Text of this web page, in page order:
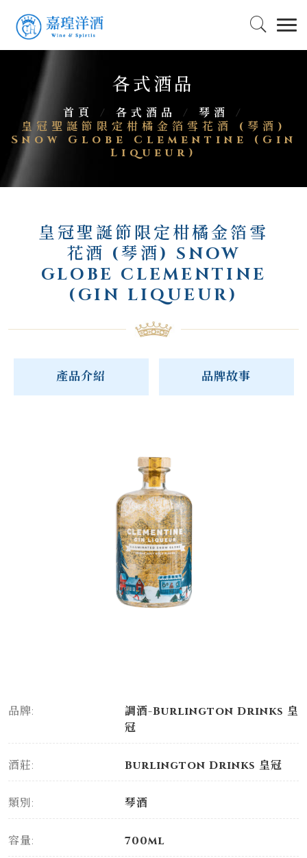
各式酒品
首頁 / 各式酒品 / 琴酒
/
皇冠聖誕節限定柑橘金箔雪花酒 (琴酒)
Snow Globe Clementine (Gin
Liqueur)
皇冠聖誕節限定柑橘金箔雪
花酒 (琴酒) SNOW
GLOBE CLEMENTINE
(GIN LIQUEUR)
產品介紹 品牌故事
品牌:
調酒-Burlington Drinks 皇
冠
酒莊: Burlington Drinks 皇冠
類別: 琴酒
容量: 700ml